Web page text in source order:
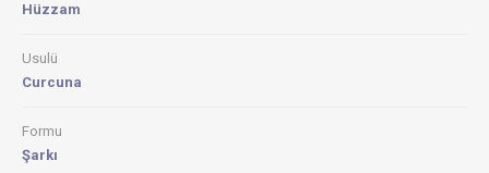
Hüzzam
Usulü
Curcuna
Formu
Şarkı